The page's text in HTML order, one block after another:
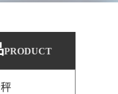
PRODUCT